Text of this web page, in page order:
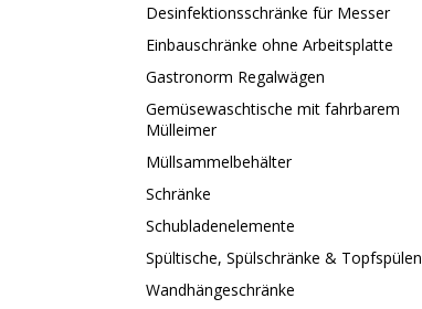
Desinfektionsschränke für Messer
Einbauschränke ohne Arbeitsplatte
Gastronorm Regalwägen
Gemüsewaschtische mit fahrbarem
Mülleimer
Müllsammelbehälter
Schränke
Schubladenelemente
Spültische, Spülschränke & Topfspülen
Wandhängeschränke